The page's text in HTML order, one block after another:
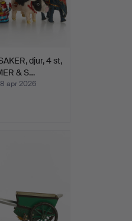
djur, 4 st,
& S…
apr 2026